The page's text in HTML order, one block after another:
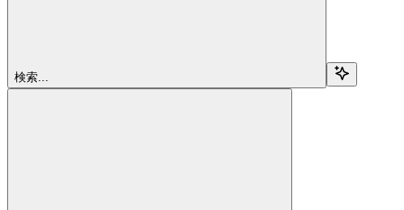
検索...